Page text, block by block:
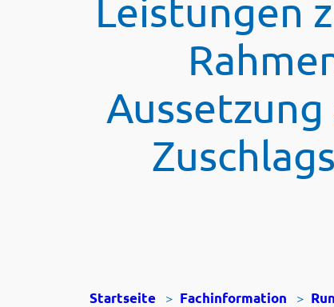
Leistungen
Startseite > Fachinformation >